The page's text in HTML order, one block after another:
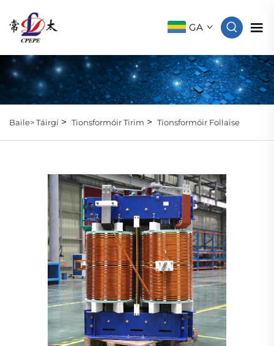
GA
Baile>Táirgí > Tionsformóir Tirim > Tionsformóir Follaise